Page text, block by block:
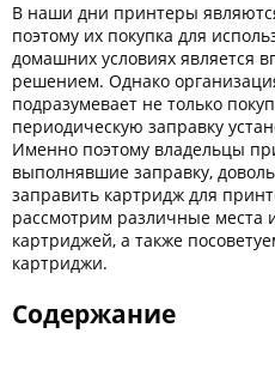
Epson
G&G
HP
IBM
Kodak
Konica Minolta
Kyocera
Lexmark
В наши дни принтеры
поэтому их покупка для
домашних условиях является
решением. Однако
подразумевает не только
периодическую заправку
Именно поэтому владельцы
выполнявшие заправку,
заправить картридж для
рассмотрим различные места
картриджей, а также
картриджи.
Содержание